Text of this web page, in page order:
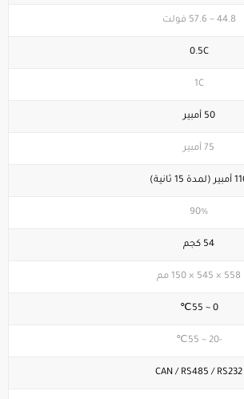
44.8 ~ 57.6 فولت
0.5C
1C
50 أمبير
75 أمبير
(لمدة 15 ثانية)
90%
54 كجم
558 × 545 × 150 مم
0 ~ 55℃
-20 ~ 55℃
CAN / RS485 / RS232